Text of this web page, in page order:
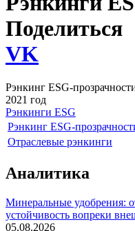
Поделиться
VK
Рэнкинг ESG-
2021 год
Рэнкинги ESG
Рэнкинг ESG-
Отраслевые рэнкинги
Аналитика
Минеральные удобрения:
устойчивость вопреки
05.08.2026